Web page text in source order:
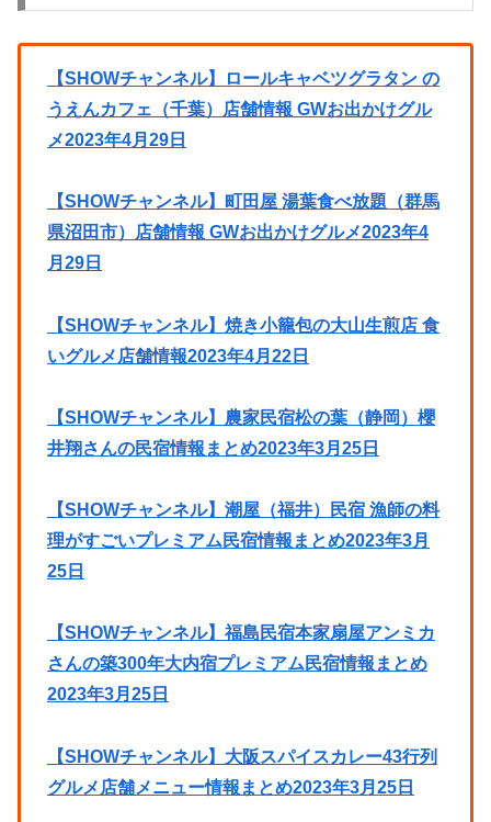
【SHOWチャンネル】ロールキャベツグラタン の
うえんカフェ（千葉）店舗情報 GWお出かけグル
メ2023年4月29日
【SHOWチャンネル】町田屋 湯葉食べ放題（群馬
県沼田市）店舗情報 GWお出かけグルメ2023年4
月29日
【SHOWチャンネル】焼き小籠包の大山生煎店 食
いグルメ店舗情報2023年4月22日
【SHOWチャンネル】農家民宿松の葉（静岡）櫻
井翔さんの民宿情報まとめ2023年3月25日
【SHOWチャンネル】潮屋（福井）民宿 漁師の料
理がすごいプレミアム民宿情報まとめ2023年3月
25日
【SHOWチャンネル】福島民宿本家扇屋アンミカ
さんの築300年大内宿プレミアム民宿情報まとめ
2023年3月25日
【SHOWチャンネル】大阪スパイスカレー43行列
グルメ店舗メニュー情報まとめ2023年3月25日